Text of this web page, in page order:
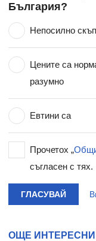
България?
Непосилно
Цените са
разумно
Евтини са
Прочетох „
съгласен с тях.
ГЛАСУВАЙ
ОЩЕ